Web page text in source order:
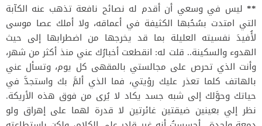
** ليس في وسعي أن أقدم له نصائح نافعة تذهب عنه الكآبة
التي امتدت بسُحُبها الكثيفة في أعماقه، ولا أملك عصا موسى
لأُفيدَ نفسيته العليلة بما قد يخرجها من اضطرابها إلى حيث
الهدوء والسكينة.. قلت له: انقطعت أخبارُك عني منذ أكثر من شهر،
وأنت الذي تحرص على مجالستي بالمقهى كل يوم، وتسأل عني
بالهاتف كلما تعذر عليك رؤيتي، فما الذي ألمَّ بك واستجدَّ في
حياتك وحوَّلك إلى شبه جسد يكاد لا يُرى من فوق هذه الأريكة.
نظر إلي بعينين ضيقتين غائرتين لا قدرة لهما على إهراق ولو